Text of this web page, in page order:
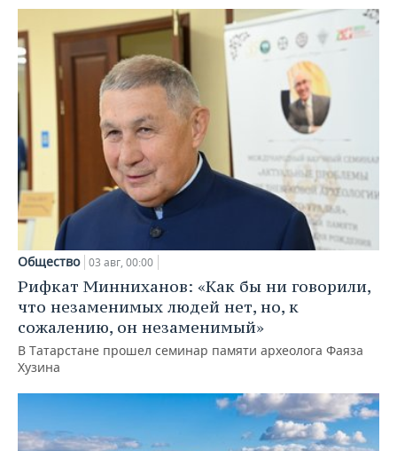
Общество 03 авг, 00:00
Рифкат Минниханов: «Как бы ни говорили,
что незаменимых людей нет, но, к
сожалению, он незаменимый»
В Татарстане прошел семинар памяти археолога Фаяза
Хузина